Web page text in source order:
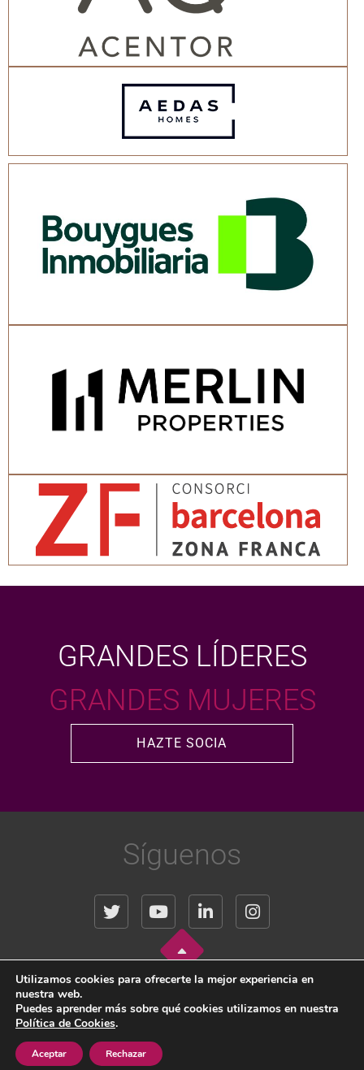
GRANDES LÍDERES
GRANDES MUJERES
HAZTE SOCIA
Síguenos
Copyright © 2024 WOMEN IN REAL ESTATE, All Rights Reserved.
Aviso Legal|
Utilizamos cookies para ofrecerte la mejor experiencia en
nuestra web.
Puedes aprender más sobre qué cookies utilizamos en nuestra
Política de Cookies.
Aceptar Rechazar
Diseño y mantenimiento técnico: